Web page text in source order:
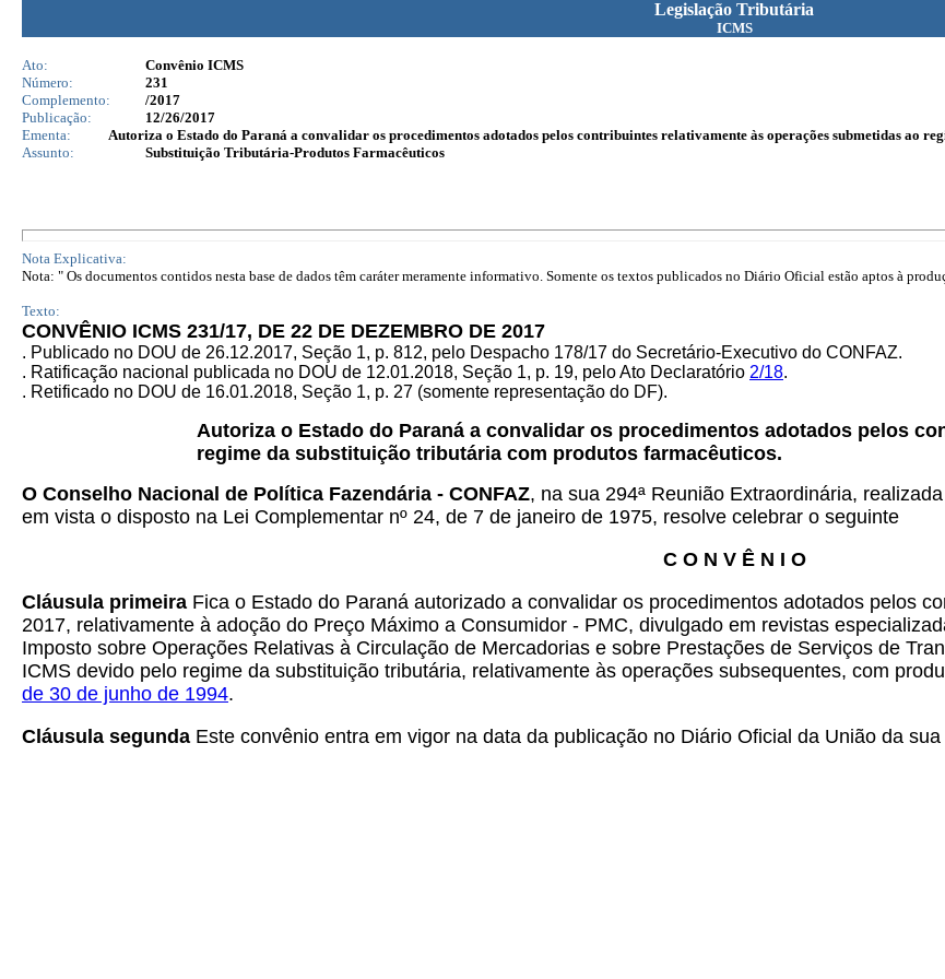
Legislação Tributária
ICMS
Ato:
Convênio ICMS
Número:
231
Complemento:
/2017
Publicação:
12/26/2017
Ementa:
Autoriza o Estado do Paraná a convalidar os procedimentos adotados pelos contribuintes relativamente às operações submetidas ao
Assunto:
Substituição Tributária-Produtos Farmacêuticos
Nota Explicativa:
Nota: " Os documentos contidos nesta base de dados têm caráter meramente informativo. Somente os textos publicados no Diário Oficial estão aptos à
Texto:
CONVÊNIO ICMS 231/17, DE 22 DE DEZEMBRO DE 2017
. Publicado no DOU de 26.12.2017, Seção 1, p. 812, pelo Despacho 178/17 do Secretário-Executivo do CONFAZ.
. Ratificação nacional publicada no DOU de 12.01.2018, Seção 1, p. 19, pelo Ato Declaratório 2/18.
. Retificado no DOU de 16.01.2018, Seção 1, p. 27 (somente representação do DF).
Autoriza o Estado do Paraná a convalidar os procedimentos adotados pelos
regime da substituição tributária com produtos farmacêuticos.
O Conselho Nacional de Política Fazendária - CONFAZ, na sua 294ª Reunião Extraordinária,
em vista o disposto na Lei Complementar nº 24, de 7 de janeiro de 1975, resolve celebrar o seguinte
C O N V Ê N I O
Cláusula primeira Fica o Estado do Paraná autorizado a convalidar os procedimentos adotados pelos
2017, relativamente à adoção do Preço Máximo a Consumidor - PMC, divulgado em revistas
Imposto sobre Operações Relativas à Circulação de Mercadorias e sobre Prestações de Serviços de
ICMS devido pelo regime da substituição tributária, relativamente às operações subsequentes, com
de 30 de junho de 1994.
Cláusula segunda Este convênio entra em vigor na data da publicação no Diário Oficial da União da